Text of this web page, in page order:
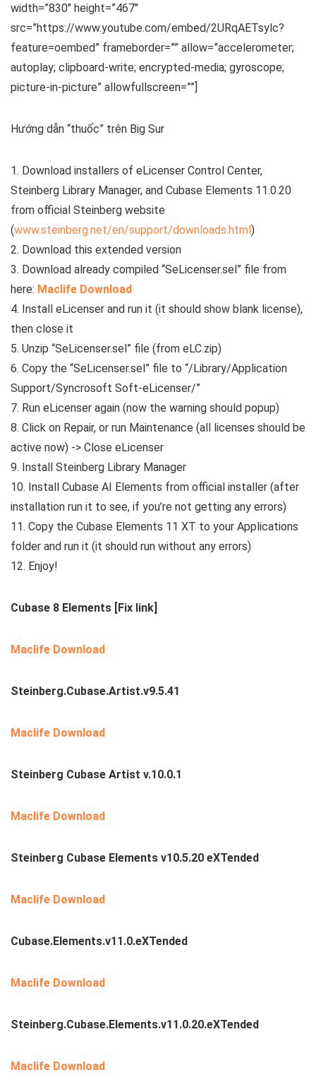
width=”830″ height=”467″
src=”https://www.youtube.com/embed/2URqAETsylc?
feature=oembed” frameborder=”” allow=”accelerometer;
autoplay; clipboard-write; encrypted-media; gyroscope;
picture-in-picture” allowfullscreen=””]
Hướng dẫn “thuốc” trên Big Sur
1. Download installers of eLicenser Control Center,
Steinberg Library Manager, and Cubase Elements 11.0.20
from official Steinberg website
(www.steinberg.net/en/support/downloads.html)
2. Download this extended version
3. Download already compiled “SeLicenser.sel” file from
here: Maclife Download
4. Install eLicenser and run it (it should show blank license),
then close it
5. Unzip “SeLicenser.sel” file (from eLC.zip)
6. Copy the “SeLicenser.sel” file to “/Library/Application
Support/Syncrosoft Soft-eLicenser/”
7. Run eLicenser again (now the warning should popup)
8. Click on Repair, or run Maintenance (all licenses should be
active now) -> Close eLicenser
9. Install Steinberg Library Manager
10. Install Cubase AI Elements from official installer (after
installation run it to see, if you’re not getting any errors)
11. Copy the Cubase Elements 11 XT to your Applications
folder and run it (it should run without any errors)
12. Enjoy!
Cubase 8 Elements [Fix link]
Maclife Download
Steinberg.Cubase.Artist.v9.5.41
Maclife Download
Steinberg Cubase Artist v.10.0.1
Maclife Download
Steinberg Cubase Elements v10.5.20 eXTended
Maclife Download
Cubase.Elements.v11.0.eXTended
Maclife Download
Steinberg.Cubase.Elements.v11.0.20.eXTended
Maclife Download